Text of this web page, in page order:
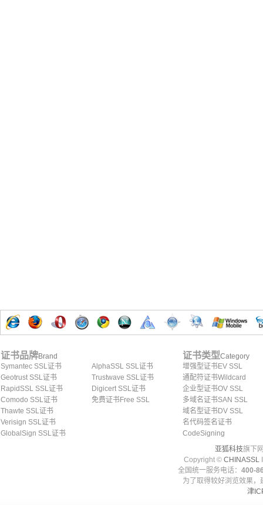
证书品牌Brand
Symantec SSL证书
Geotrust SSL证书
RapidSSL SSL证书
Comodo SSL证书
Thawte SSL证书
Verisign SSL证书
GlobalSign SSL证书
AlphaSSL SSL证书
Trustwave SSL证书
Digicert SSL证书
免费证书Free SSL
证书类型Category
增强型证书EV SSL
通配符证书Wildcard
企业型证书OV SSL
多域名证书SAN SSL
域名型证书DV SSL
名代码签名证书
CodeSigning
亚狐科技旗下
Copyright © CHINASSL
全国统一服务电话： 400-
为了取得较好浏览效果
津